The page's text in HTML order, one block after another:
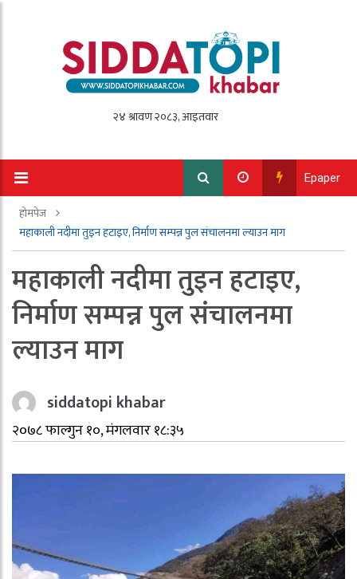
Epaper
होमपेज
महाकाली नदीमा तुइन हटाइए, निर्माण सम्पन्न पुल संचालनमा ल्याउन माग
महाकाली नदीमा तुइन हटाइए,
निर्माण सम्पन्न पुल संचालनमा
ल्याउन माग
siddatopi khabar
२०७८ फाल्गुन १०, मंगलवार १८:३५